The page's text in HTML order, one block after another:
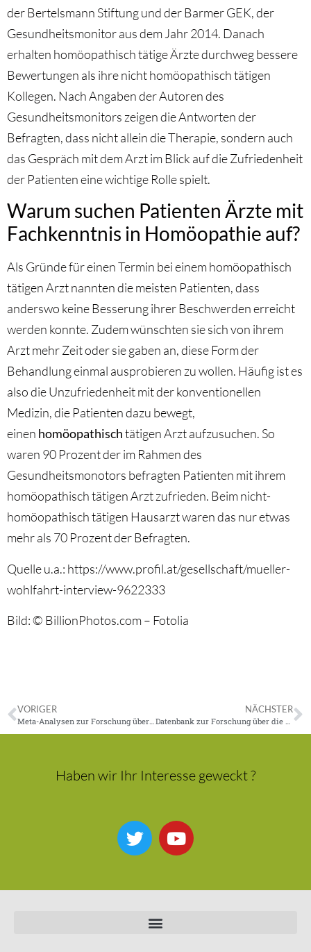
der Bertelsmann Stiftung und der Barmer GEK, der
Gesundheitsmonitor aus dem Jahr 2014. Danach
erhalten homöopathisch tätige Ärzte durchweg bessere
Bewertungen als ihre nicht homöopathisch tätigen
Kollegen. Nach Angaben der Autoren des
Gesundheitsmonitors zeigen die Antworten der
Befragten, dass nicht allein die Therapie, sondern auch
das Gespräch mit dem Arzt im Blick auf die Zufriedenheit
der Patienten eine wichtige Rolle spielt.
Warum suchen Patienten Ärzte mit
Fachkenntnis in Homöopathie auf?
Als Gründe für einen Termin bei einem homöopathisch
tätigen Arzt nannten die meisten Patienten, dass
anderswo keine Besserung ihrer Beschwerden erreicht
werden konnte. Zudem wünschten sie sich von ihrem
Arzt mehr Zeit oder sie gaben an, diese Form der
Behandlung einmal ausprobieren zu wollen. Häufig ist es
also die Unzufriedenheit mit der konventionellen
Medizin, die Patienten dazu bewegt,
einen homöopathischtätigen Arzt aufzusuchen. So
waren 90 Prozent der im Rahmen des
Gesundheitsmonotors befragten Patienten mit ihrem
homöopathisch tätigen Arzt zufrieden. Beim nicht-
homöopathisch tätigen Hausarzt waren das nur etwas
mehr als 70 Prozent der Befragten.
Quelle u.a.: https://www.profil.at/gesellschaft/mueller-
wohlfahrt-interview-9622333
Bild: © BillionPhotos.com – Fotolia
VORIGER
Meta-Analysen zur Forschung über die Homöopathie
NÄCHSTER
Datenbank zur Forschung über die Homöopathie
Haben wir Ihr Interesse geweckt ?